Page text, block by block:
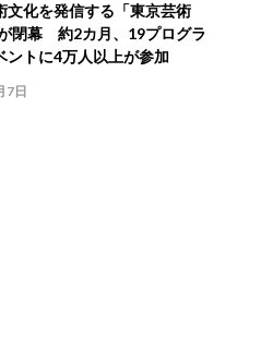
文化を発信する「東京芸術
閉幕 約2カ月、19プログラ
ントに4万人以上が参加
7日